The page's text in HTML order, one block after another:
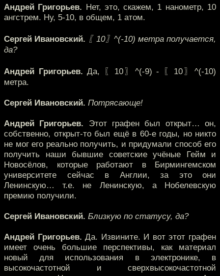
Андрей Григорьев. Нет, это, скажем, 1 нанометр, 10
ангстрем. Ну, 5-10, в общем, 1 атом.
Сергей Ивановский. 〖10〗^(-10) метра получается,
да?
Андрей Григорьев. Да, 〖10〗^(-9) - 〖10〗^(-10)
метра.
Сергей Ивановский. Потрясающе!
Андрей Григорьев. Этот графен был открыт… он,
собственно, открыт-то был ещё в 60-е годы, но никто
не мог его реально получить, и придумали способ его
получить наши бывшие советские учёные Гейм и
Новосёлов, которые работают в Бирмингемском
университете сейчас в Англии, за это они
Ленинскую… т.е. не Ленинскую, а Нобелевскую
премию получили.
Сергей Ивановский. Близкую по статусу, да?
Андрей Григорьев. Да. Извините. И вот этот графен
имеет очень большие перспективы, как материал
новый для использования в электронике, в
высокочастотной и сверхвысокочастотной